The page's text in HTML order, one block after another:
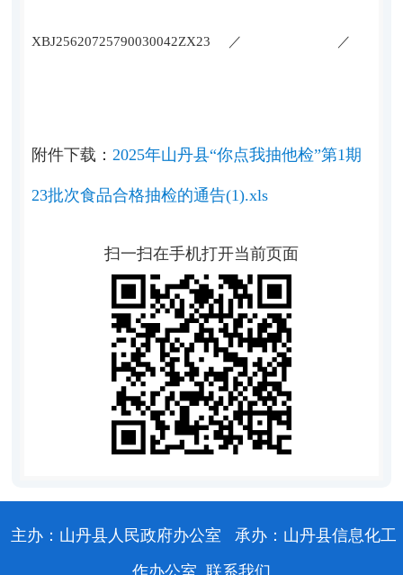
XBJ25620725790030042ZX23 ／ ／
附件下载： 2025年山丹县“你点我抽他检”第1期
23批次食品合格抽检的通告(1).xls
扫一扫在手机打开当前页面
主办：山丹县人民政府办公室
承办：山丹县信息化工